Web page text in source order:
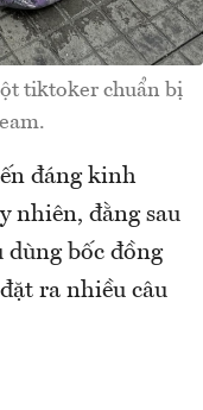
tiktoker chuẩn bị
đáng kinh
nhiên, đằng sau
dùng bốc đồng
ra nhiều câu